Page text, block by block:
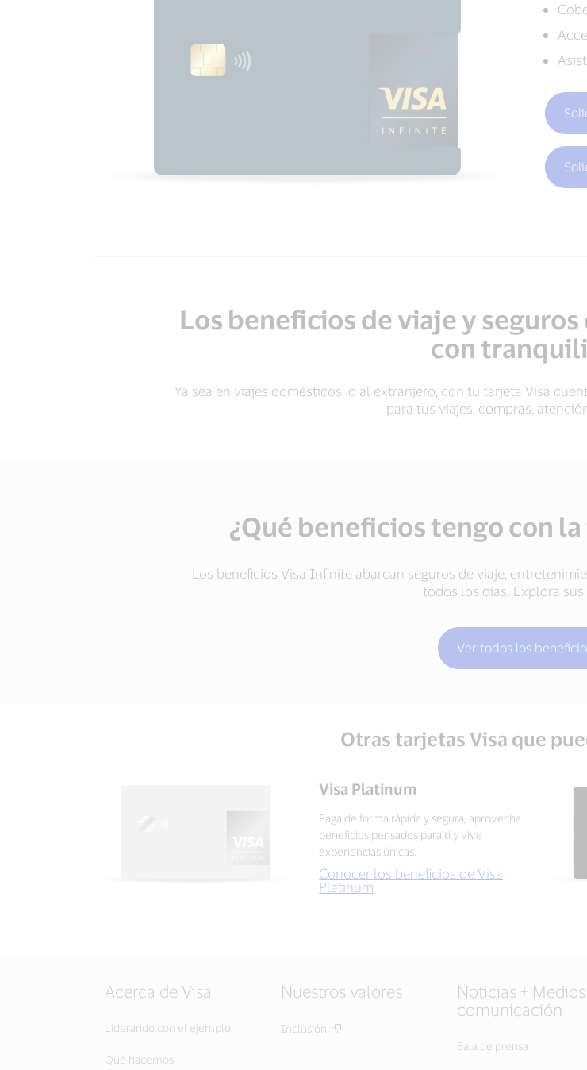
Los beneficios de viaje y
con
Ya sea en viajes domésticos o al extranjero, con tu tarjeta Visa
para tus viajes, compras,
¿Qué beneficios tengo con
Los beneficios Visa Infinite abarcan seguros de viaje,
todos los días. Explora sus
Ver todos los
Otras tarjetas Visa que
Visa Platinum
Paga de forma rápida y segura, aprovecha
beneficios pensados para ti y vive
experiencias únicas.
Conocer los beneficios de Visa
Platinum
Acerca de Visa
Liderando con el ejemplo
Qué hacemos
Nuestros valores
Inclusión
Noticias +
comunicación
Sala de prensa